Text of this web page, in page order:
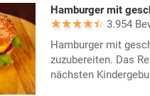
Hamburger mit
3.954
Hamburger mit
zuzubereiten. Das
nächsten